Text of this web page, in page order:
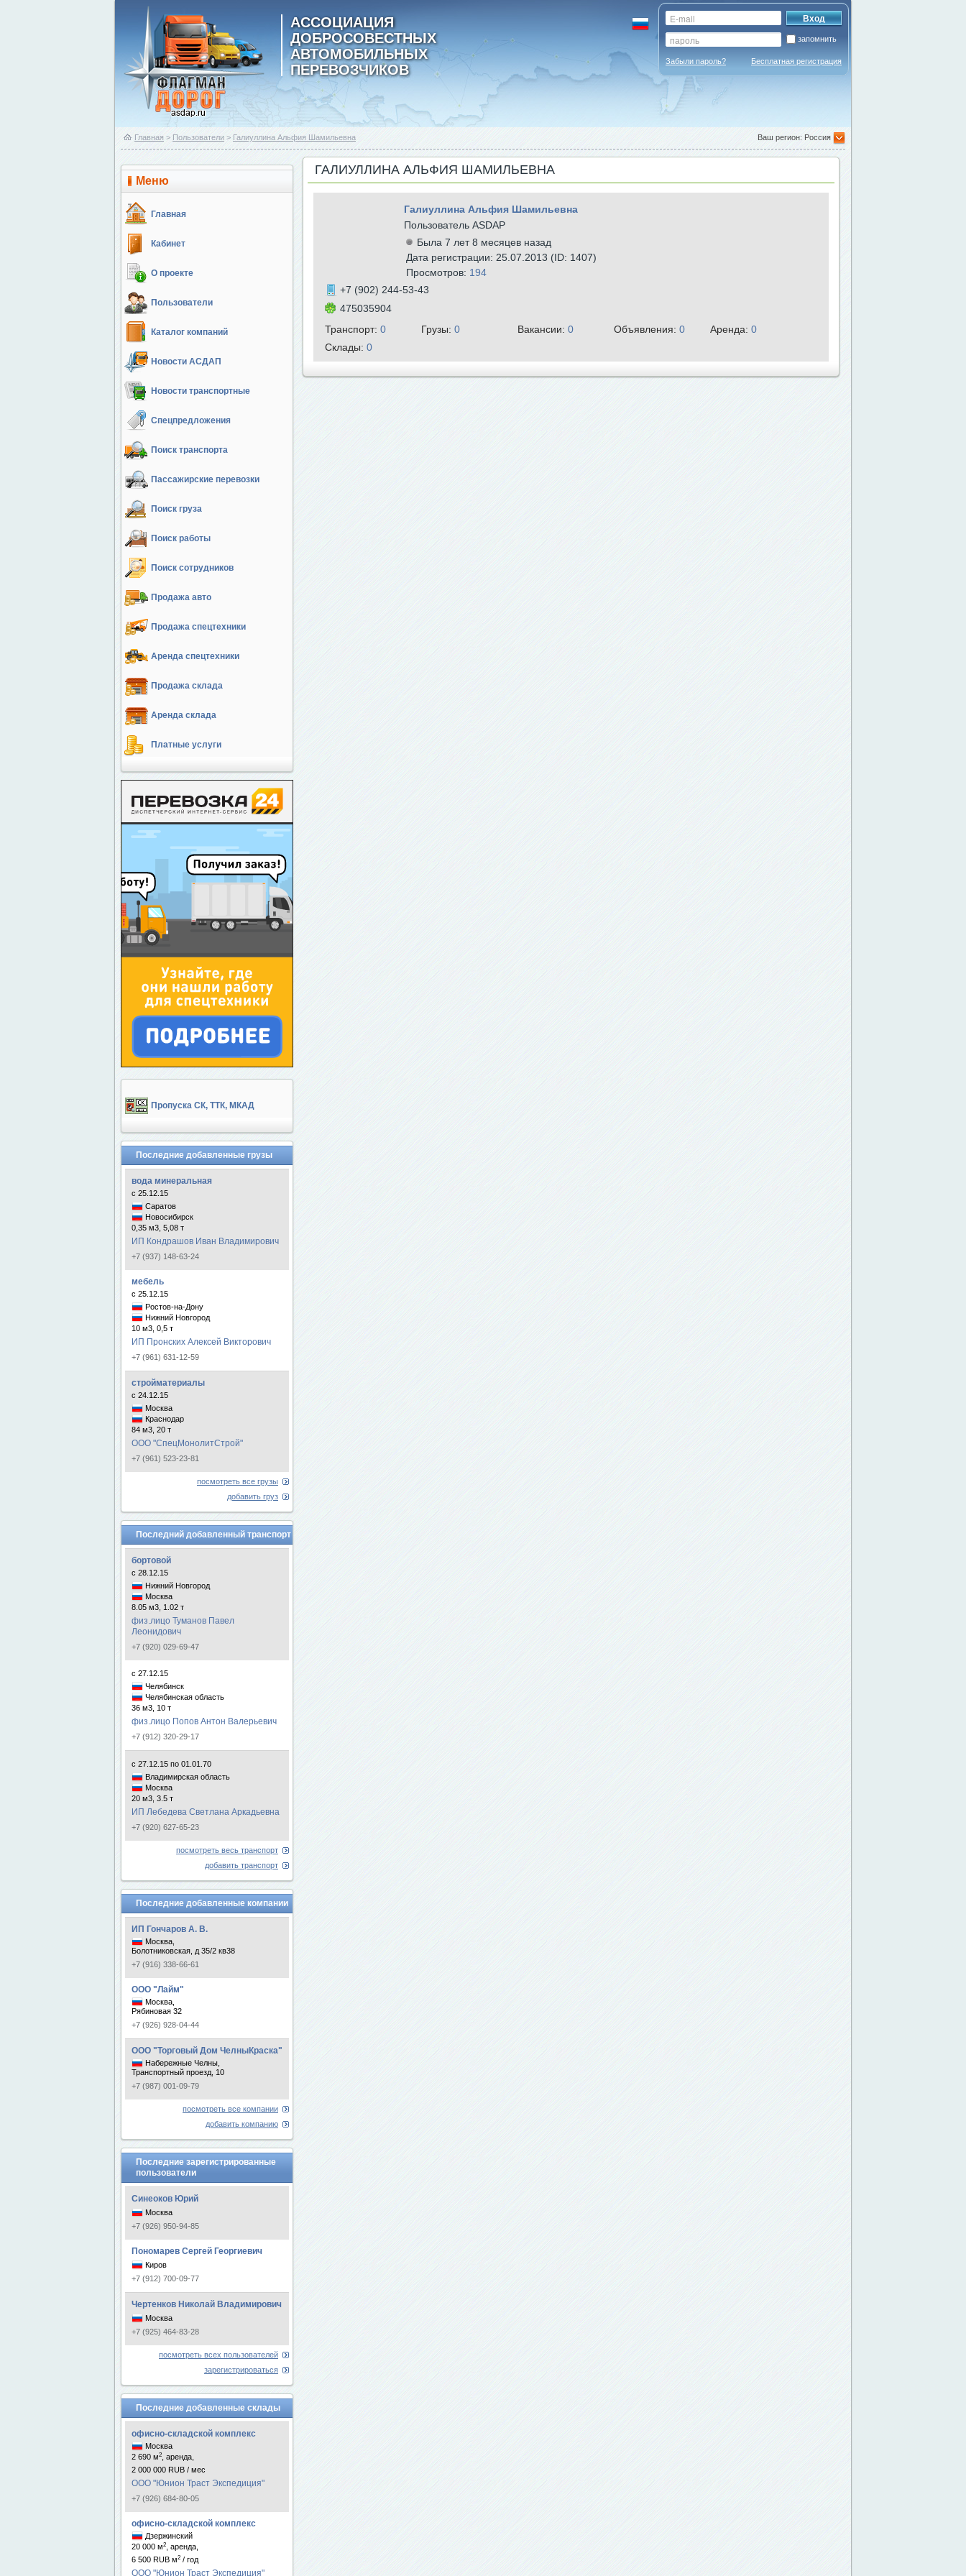
АССОЦИАЦИЯ
ДОБРОСОВЕСТНЫХ
АВТОМОБИЛЬНЫХ
ПЕРЕВОЗЧИКОВ
запомнить
Забыли пароль? Бесплатная регистрация
Главная > Пользователи > Галиуллина Альфия Шамильевна Ваш регион: Россия
Меню
Главная
Кабинет
О проекте
Пользователи
Каталог компаний
Новости АСДАП
Новости транспортные
Спецпредложения
Поиск транспорта
Пассажирские перевозки
Поиск груза
Поиск работы
Поиск сотрудников
Продажа авто
Продажа спецтехники
Аренда спецтехники
Продажа склада
Аренда склада
Платные услуги
Пропуска СК, ТТК, МКАД
Последние добавленные грузы
вода минеральная
с 25.12.15
Саратов
Новосибирск
0,35 м3, 5,08 т
ИП Кондрашов Иван Владимирович
+7 (937) 148-63-24
мебель
с 25.12.15
Ростов-на-Дону
Нижний Новгород
10 м3, 0,5 т
ИП Пронских Алексей Викторович
+7 (961) 631-12-59
стройматериалы
с 24.12.15
Москва
Краснодар
84 м3, 20 т
ООО "СпецМонолитСтрой"
+7 (961) 523-23-81
посмотреть все грузы
добавить груз
Последний добавленный транспорт
бортовой
с 28.12.15
Нижний Новгород
Москва
8.05 м3, 1.02 т
физ.лицо Туманов Павел
Леонидович
+7 (920) 029-69-47
с 27.12.15
Челябинск
Челябинская область
36 м3, 10 т
физ.лицо Попов Антон Валерьевич
+7 (912) 320-29-17
с 27.12.15 по 01.01.70
Владимирская область
Москва
20 м3, 3.5 т
ИП Лебедева Светлана Аркадьевна
+7 (920) 627-65-23
посмотреть весь транспорт
добавить транспорт
Последние добавленные компании
ИП Гончаров А. В.
Москва,
Болотниковская, д 35/2 кв38
+7 (916) 338-66-61
ООО "Лайм"
Москва,
Рябиновая 32
+7 (926) 928-04-44
ООО "Торговый Дом ЧелныКраска"
Набережные Челны,
Транспортный проезд, 10
+7 (987) 001-09-79
посмотреть все компании
добавить компанию
Последние зарегистрированные
пользователи
Синеоков Юрий
Москва
+7 (926) 950-94-85
Пономарев Сергей Георгиевич
Киров
+7 (912) 700-09-77
Чертенков Николай Владимирович
Москва
+7 (925) 464-83-28
посмотреть всех пользователей
зарегистрироваться
Последние добавленные склады
офисно-складской комплекс
Москва
2 690 м2
, аренда,
2 000 000 RUB / мес
ООО "Юнион Траст Экспедиция"
+7 (926) 684-80-05
офисно-складской комплекс
Дзержинский
20 000 м2
, аренда,
6 500 RUB м2 / год
ООО "Юнион Траст Экспедиция"
ГАЛИУЛЛИНА АЛЬФИЯ ШАМИЛЬЕВНА
Галиуллина Альфия Шамильевна
Пользователь ASDAP
Была 7 лет 8 месяцев назад
Дата регистрации: 25.07.2013 (ID: 1407)
Просмотров: 194
+7 (902) 244-53-43
475035904
Транспорт: 0 Грузы: 0 Вакансии: 0 Объявления: 0 Аренда: 0
Склады: 0